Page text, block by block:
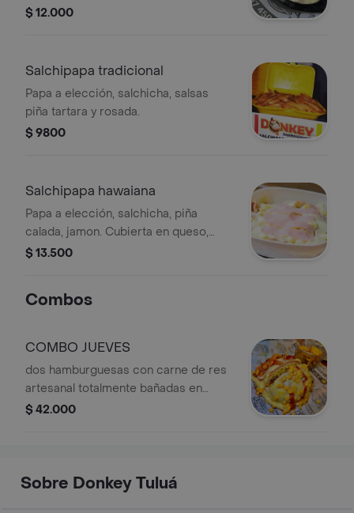
$ 12.000
Salchipapa tradicional
Papa a elección, salchicha, salsas
piña tartara y rosada.
$ 9800
Salchipapa hawaiana
Papa a elección, salchicha, piña
calada, jamon. Cubierta en queso,
salsas piña tartara y rosada.
$ 13.500
Combos
COMBO JUEVES
dos hamburguesas con carne de res
artesanal totalmente bañadas en
queso, mas 1 agregado a eleccion y
$ 42.000
Sobre Donkey Tuluá